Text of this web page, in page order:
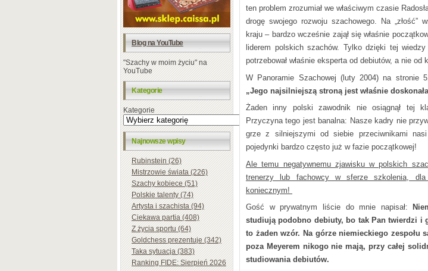
Blog na YouTube
"Szachy w moim życiu" na
YouTube
Kategorie
Kategorie
Najnowsze wpisy
Rubinstein (26)
Mistrzowie świata (226)
Szachy kobiece (51)
Polskie talenty (74)
Artysta i szachista (94)
Ciekawa partia (408)
Z życia sportu (64)
Goldchess prezentuje (342)
Taka sytuacja (383)
Ranking FIDE: Sierpień 2026
ten problem zrozumiał we właściwym czasie
drogę swojego rozwoju szachowego. Na „złość”
kraju – bardzo wcześnie zajął się właśnie
liderem polskich szachów. Tylko dzięki tej
potrzebował właśnie eksperta od debiutów, a nie od
W Panoramie Szachowej (luty 2004) na stronie
„Jego najsilniejszą stroną jest właśnie
Żaden inny polski zawodnik nie osiągnął tej
Przyczyna tego jest banalna: Nasze kadry nie
grze z silniejszymi od siebie przeciwnikami
pojedynki bardzo często już w fazie początkowej!
Ale temu negatywnemu zjawisku w polskich
trenerzy lub fachowcy w sferze szkolenia,
koniecznym!
Gość w prywatnym liście do mnie napisał:
studiują podobno debiuty, bo tak Pan twierdzi i
to żaden wzór. Na górze niemieckiego zespołu
poza Meyerem nikogo nie mają, przy całej
studiowania debiutów.